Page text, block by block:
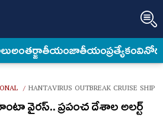
అంత‌ర్జాతీయంజాతీయంప్రత్యేకం
/ HANTAVIRUS OUTBREAK CRUISE SHIP
వైరస్.. ప్రపంచ దేశాల అలర్ట్